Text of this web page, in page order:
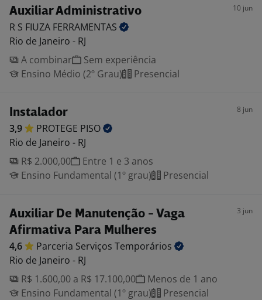
Auxiliar Administrativo 10 jun
R S FIUZA FERRAMENTAS
Rio de Janeiro - RJ
A combinar
Sem experiência
Ensino Médio (2º Grau)
Presencial
Instalador 8 jun
3,9 PROTEGE PISO
Rio de Janeiro - RJ
R$ 2.000,00
Entre 1 e 3 anos
Ensino Fundamental (1º grau)
Presencial
Auxiliar De Manutenção - Vaga
Afirmativa Para Mulheres
3 jun
4,6 Parceria Serviços Temporários
Rio de Janeiro - RJ
R$ 1.600,00 a R$ 17.100,00
Menos de 1 ano
Ensino Fundamental (1º grau)
Presencial